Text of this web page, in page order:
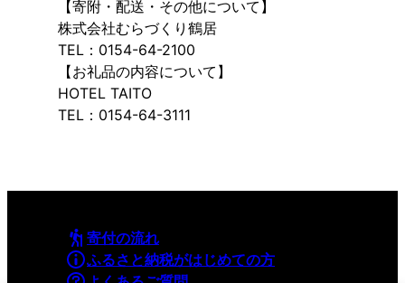
【寄附・配送・その他について】
株式会社むらづくり鶴居
TEL：0154-64-2100
【お礼品の内容について】
HOTEL TAITO
TEL：0154-64-3111
寄付の流れ
ふるさと納税がはじめての方